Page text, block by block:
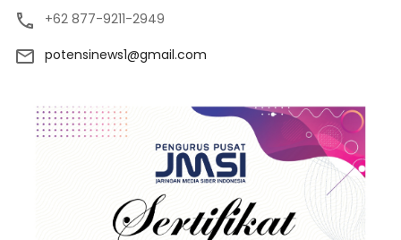
+62 877-9211-2949
potensinews1@gmail.com